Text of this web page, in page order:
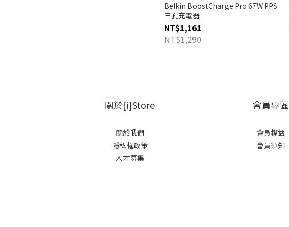
Belkin BoostCharge Pro 67W PPS
三孔充電器
NT$1,161
NT$1,290
關於[i]Store
關於我們
隱私權政策
人才募集
會員專區
會員權益
會員須知